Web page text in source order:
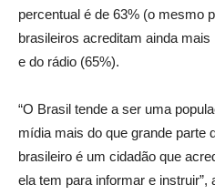
percentual é de 63% (o mesmo
brasileiros acreditam ainda
e do rádio (65%).
“O Brasil tende a ser uma
mídia mais do que grande parte
brasileiro é um cidadão que
ela tem para informar e